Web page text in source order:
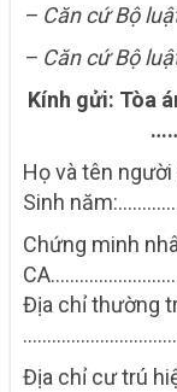
– Căn cứBộ
– Căn cứ Bộ
Kính gửi: Tòa
Họ và tên
Sinh
Chứng minh
Địa chỉ
Địa chỉ cư trú